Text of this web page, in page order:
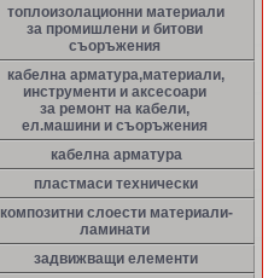
топлоизолационни материали
за промишлени и битови
съоръжения
кабелна арматура,материали,
инструменти и аксесоари
за ремонт на кабели,
ел.машини и съоръжения
кабелна арматура
пластмаси технически
композитни слоести материали-
ламинати
задвижващи елементи